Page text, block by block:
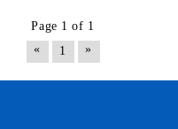
Page 1 of 1
«
1 »